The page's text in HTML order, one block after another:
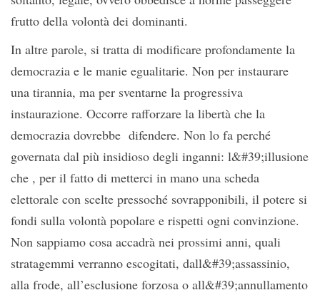
frutto della volontà dei dominanti.
In altre parole, si tratta di modificare profondamente la
democrazia e le manie egualitarie. Non per instaurare
una tirannia, ma per sventarne la progressiva
instaurazione. Occorre rafforzare la libertà che la
democrazia dovrebbe difendere. Non lo fa perché
governata dal più insidioso degli inganni: l&#39;illusione
che , per il fatto di metterci in mano una scheda
elettorale con scelte pressoché sovrapponibili, il potere si
fondi sulla volontà popolare e rispetti ogni convinzione.
Non sappiamo cosa accadrà nei prossimi anni, quali
stratagemmi verranno escogitati, dall&#39;assassinio,
alla frode, all’esclusione forzosa o all&#39;annullamento